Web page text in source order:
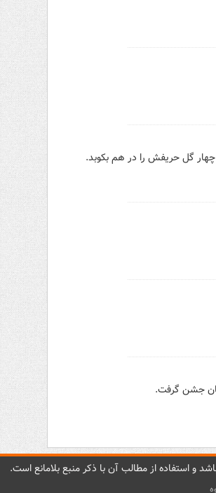
چهار گل حریفش را در هم بکوبد.
جشن گرفت.
و استفاده از مطالب آن با ذکر منبع بلامانع است.